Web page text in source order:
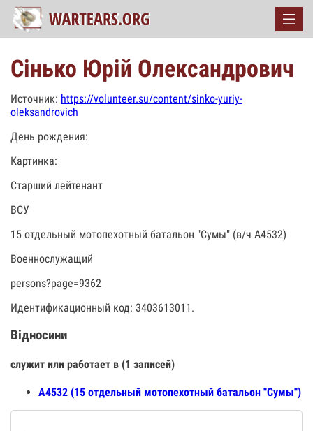
Сінько Юрій Олександрович
Источник: https://volunteer.su/content/sinko-yuriy-
oleksandrovich
День рождения:
Картинка:
Старший лейтенант
ВСУ
15 отдельный мотопехотный батальон "Сумы" (в/ч А4532)
Военнослужащий
persons?page=9362
Идентификационный код: 3403613011.
Відносини
служит или работает в (1 записей)
А4532 (15 отдельный мотопехотный батальон "Сумы")